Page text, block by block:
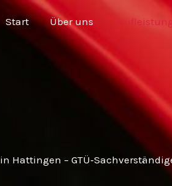
Start Über uns
Hattingen –